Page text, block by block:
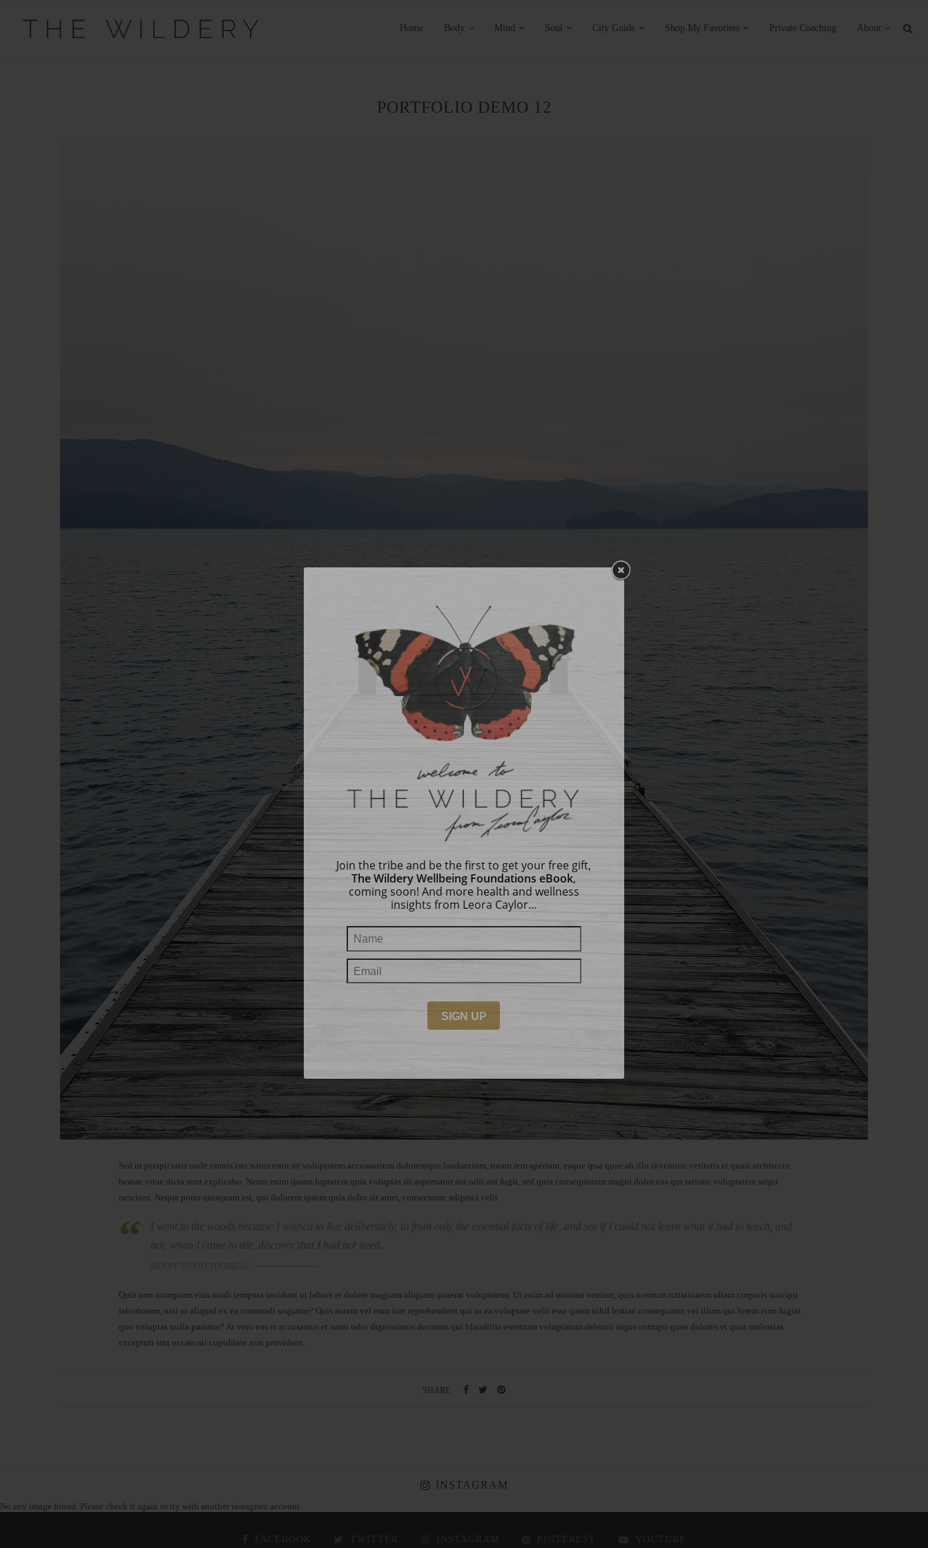
Join the tribe and be the first to get your free gift,
The Wildery Wellbeing Foundations eBook,
coming soon! And more health and wellness
insights from Leora Caylor…
Home Body Mind Soul City Guide Shop My Favorites Private Coaching About
PORTFOLIO DEMO 12
Sed ut perspiciatis unde omnis iste natus error sit voluptatem accusantium doloremque laudantium, totam rem aperiam, eaque ipsa quae ab illo inventore veritatis et quasi architecto
beatae vitae dicta sunt explicabo. Nemo enim ipsam luptatem quia voluptas sit aspernatur aut odit aut fugit, sed quia consequuntur magni dolor eos qui ratione voluptatem sequi
nesciunt. Neque porro quisquam est, qui dolorem ipsum quia dolor sit amet, consectetur, adipisci velit.
I went to the woods because I wished to live deliberately, to front only the essential facts of life, and see if I could not learn what it had to teach, and
not, when I came to die, discover that I had not lived.
HENRY DAVID THOREAU
Quia non numquam eius modi tempora incidunt ut labore et dolore magnam aliquam quaerat voluptatem. Ut enim ad minima veniam, quis nostrum rcitationem ullam corporis suscipit
laboriosam, nisi ut aliquid ex ea commodi sequatur? Quis autem vel eum iure reprehenderit qui in ea voluptate velit esse quam nihil lestiae consequatur, vel illum qui lorem eum fugiat
quo voluptas nulla pariatur? At vero eos et accusamus et iusto odio dignissimos ducimus qui blanditiis esentium voluptatum deleniti atque corrupti quos dolores et quas molestias
excepturi sint occaecati cupiditate non provident.
SHARE
INSTAGRAM
No any image found. Please check it again or try with another instagram account.